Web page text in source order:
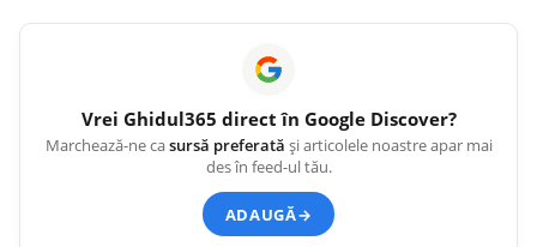
Vrei Ghidul365 direct în Google Discover?
Marchează-ne casursă preferată și articolele noastre apar mai
des în feed-ul tău.
ADAUGĂ→